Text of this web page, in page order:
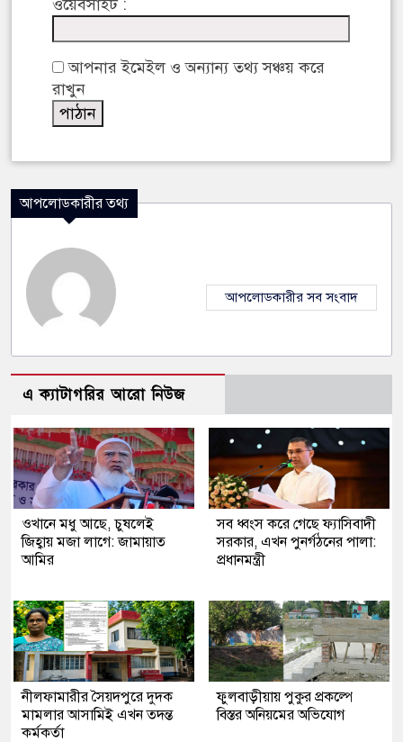
ওয়েবসাইট :
আপনার ইমেইল ও অন্যান্য তথ্য সঞ্চয় করে
রাখুন
আপলোডকারীর তথ্য
আপলোডকারীর সব সংবাদ
এ ক্যাটাগরির আরো নিউজ
ওখানে মধু আছে, চুষলেই
জিহ্বায় মজা লাগে: জামায়াত
আমির
সব ধ্বংস করে গেছে ফ্যাসিবাদী
সরকার, এখন পুনর্গঠনের পালা:
প্রধানমন্ত্রী
নীলফামারীর সৈয়দপুরে দুদক
মামলার আসামিই এখন তদন্ত
কর্মকর্তা
ফুলবাড়ীয়ায় পুকুর প্রকল্পে
বিস্তর অনিয়মের অভিযোগ